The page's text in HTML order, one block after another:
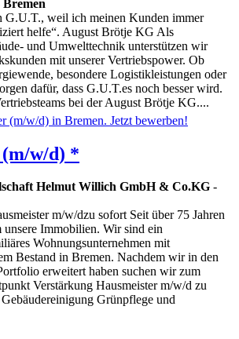
Bremen
G.U.T., weil ich meinen Kunden immer
helfe“. August Brötje KG Als
und Umwelttechnik unterstützen wir
mit unserer Vertriebspower. Ob
besondere Logistikleistungen oder
dafür, dass G.U.T.es noch besser wird.
bei der August Brötje KG....
w/d) *
Helmut Willich GmbH & Co.KG -
m/w/dzu sofort Seit über 75 Jahren
Immobilien. Wir sind ein
Wohnungsunternehmen mit
Bestand in Bremen. Nachdem wir in den
erweitert haben suchen wir zum
Verstärkung Hausmeister m/w/d zu
Grünpflege und